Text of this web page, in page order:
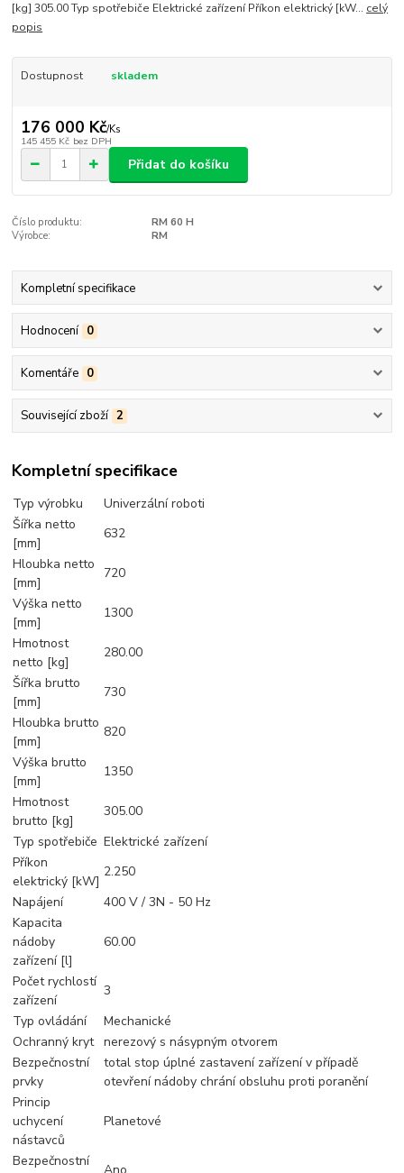
[kg] 305.00 Typ spotřebiče Elektrické zařízení Příkon elektrický [kW... celý
popis
Dostupnost skladem
176 000 Kč/Ks
145 455 Kč bez DPH
Přidat do košíku
Číslo produktu:
RM 60 H
Výrobce:
RM
Kompletní specifikace
Hodnocení 0
Komentáře 0
Související zboží 2
Kompletní specifikace
Typ výrobku
Univerzální roboti
Šířka netto
[mm]
632
Hloubka netto
[mm]
720
Výška netto
[mm]
1300
Hmotnost
netto [kg]
280.00
Šířka brutto
[mm]
730
Hloubka brutto
[mm]
820
Výška brutto
[mm]
1350
Hmotnost
brutto [kg]
305.00
Typ spotřebiče Elektrické zařízení
Příkon
elektrický [kW]
2.250
Napájení
400 V / 3N - 50 Hz
Kapacita
nádoby
zařízení [l]
60.00
Počet rychlostí
zařízení
3
Typ ovládání
Mechanické
Ochranný kryt nerezový s násypným otvorem
Bezpečnostní
prvky
total stop úplné zastavení zařízení v případě
otevření nádoby chrání obsluhu proti poranění
Princip
uchycení
nástavců
Planetové
Bezpečnostní